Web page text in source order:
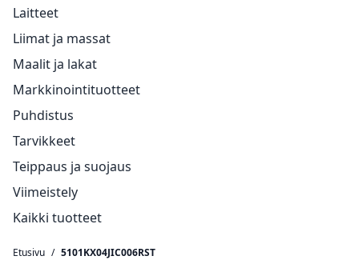
Laitteet
Liimat ja massat
Maalit ja lakat
Markkinointituotteet
Puhdistus
Tarvikkeet
Teippaus ja suojaus
Viimeistely
Kaikki tuotteet
Etusivu / 5101KX04JIC006RST